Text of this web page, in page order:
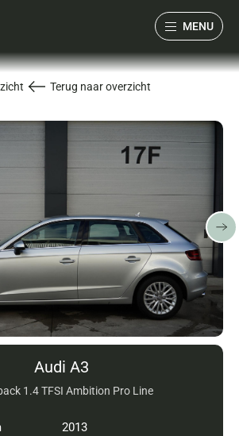
MENU
Collectie
Services
Verkocht
Contact
Terug naar overzicht
Audi A3
1.4 TFSI Ambition Pro Line
2013